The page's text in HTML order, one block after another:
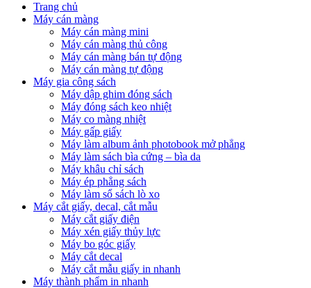
Trang chủ
Máy cán màng
Máy cán màng mini
Máy cán màng thủ công
Máy cán màng bán tự động
Máy cán màng tự động
Máy gia công sách
Máy dập ghim đóng sách
Máy đóng sách keo nhiệt
Máy co màng nhiệt
Máy gấp giấy
Máy làm album ảnh photobook mở phẳng
Máy làm sách bìa cứng – bìa da
Máy khâu chỉ sách
Máy ép phẳng sách
Máy làm sổ sách lò xo
Máy cắt giấy, decal, cắt mẫu
Máy cắt giấy điện
Máy xén giấy thủy lực
Máy bo góc giấy
Máy cắt decal
Máy cắt mẫu giấy in nhanh
Máy thành phẩm in nhanh